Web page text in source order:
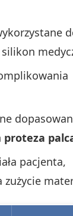
proteza
pacjenta,
zużycie